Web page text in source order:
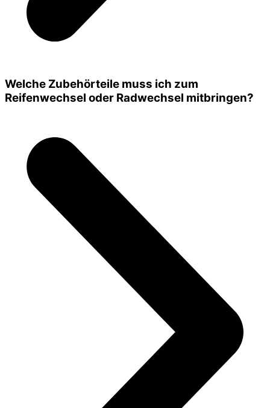
Welche Zubehörteile muss ich zum
Reifenwechsel oder Radwechsel mitbringen?